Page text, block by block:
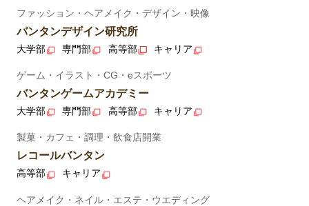
ファッション・ヘアメイク・デザイン・映像
バンタンデザイン研究所
大学部 専門部 高等部 キャリア
ゲーム・イラスト・CG・eスポーツ
バンタンゲームアカデミー
大学部 専門部 高等部 キャリア
製菓・カフェ・調理・飲食店開業
レコールバンタン
高等部 キャリア
ヘアメイク・ネイル・エステ・ウエディング